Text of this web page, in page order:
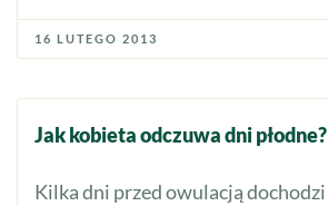
16 LUTEGO 2013
Jak kobieta odczuwa dni płodne?
Kilka dni przed owulacją dochodzi